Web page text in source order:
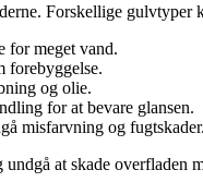
Forskellige
for meget vand.
forebyggelse.
og olie.
for at bevare glansen.
misfarvning og fugtskader.
at skade overfladen